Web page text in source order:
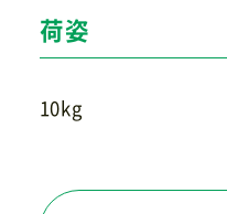
荷姿
10kg